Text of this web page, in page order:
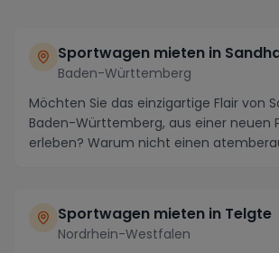
Sportwagen mieten in
Baden-Württemberg
Möchten Sie das einzigartige Flair von
Baden-Württemberg, aus einer neuen
erleben? Warum nicht einen
Sportwagen mieten in Telgte
Nordrhein-Westfalen